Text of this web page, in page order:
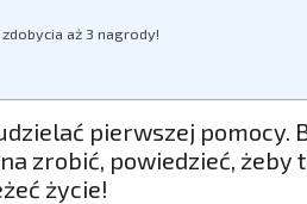
aż 3 nagrody!
pierwszej pomocy.
zrobić, powiedzieć,
życie!